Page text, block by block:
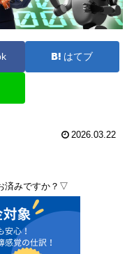
はてブ
2026.03.22
済みですか？▽